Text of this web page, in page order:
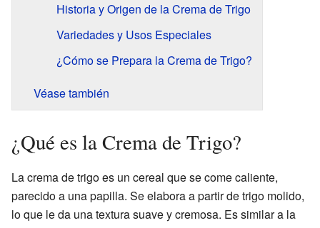
Historia y Origen de la Crema de Trigo
Variedades y Usos Especiales
¿Cómo se Prepara la Crema de Trigo?
Véase también
¿Qué es la Crema de Trigo?
La crema de trigo es un cereal que se come caliente,
parecido a una papilla. Se elabora a partir de trigo molido,
lo que le da una textura suave y cremosa. Es similar a la